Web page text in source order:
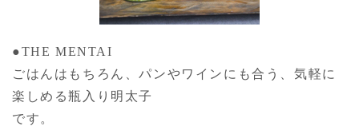
●THE MENTAI
ごはんはもちろん、パンやワインにも合う、気軽に
楽しめる瓶入り明太子
です。